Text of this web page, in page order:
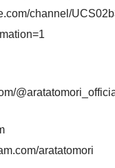
channel/
aratatomori